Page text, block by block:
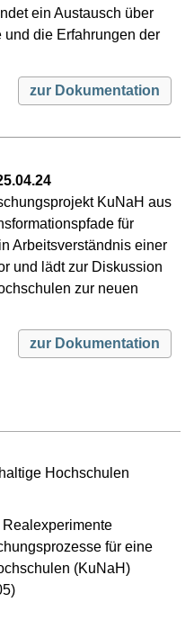
ein Austausch über
die Erfahrungen der
zur Dokumentation
KuNaH aus
für
Arbeitsverständnis einer
und lädt zur Diskussion
zur neuen
zur Dokumentation
Hochschulen
für eine
(KuNaH)